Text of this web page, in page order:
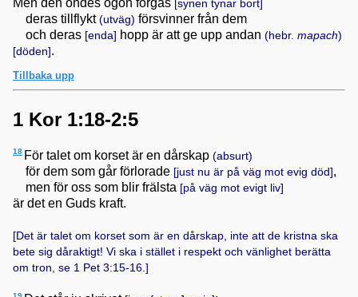
[synen tynar bort]
deras tillflykt (utväg) försvinner från dem
och deras [enda] hopp är att ge upp andan (hebr. mapach)
[döden].
Tillbaka upp
1 Kor 1:18-2:5
18 För talet om korset är en dårskap (absurt)
för dem som går förlorade [just nu är på väg mot evig död] ,
men för oss som blir frälsta [på väg mot evigt liv]
är det en Guds kraft.
[Det är talet om korset som är en dårskap, inte att de kristna ska
bete sig dåraktigt! Vi ska i stället i respekt och vänlighet berätta
om tron, se 1 Pet 3:15-16 .]